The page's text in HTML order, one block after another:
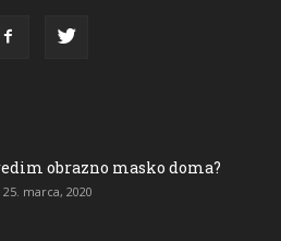
obrazno masko doma?
25. marca, 2020